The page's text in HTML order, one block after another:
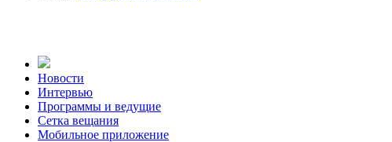
Новости
Интервью
Программы и ведущие
Сетка вещания
Мобильное приложение